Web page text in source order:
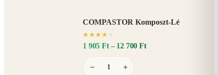
COMPASTOR Komposzt-Lé
★ ★ ★ ★
1 905 Ft – 12 700 Ft
− +